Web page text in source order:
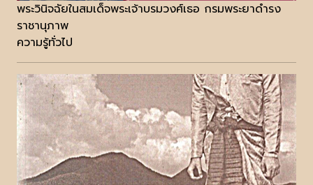
พระวินิจฉัยในสมเด็จพระเจ้าบรมวงศ์เธอ กรมพระยาดำรง
ราชานุภาพ
ความรู้ทั่วไป